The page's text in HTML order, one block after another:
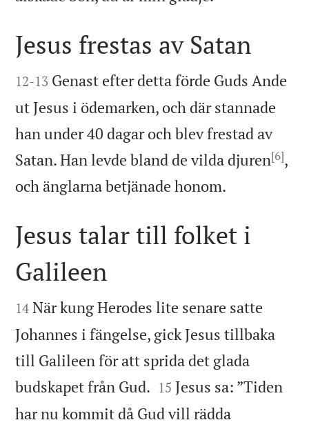

Jesus frestas av Satan

12-13 Genast efter detta förde Guds Ande
ut Jesus i ödemarken, och där stannade
han under 40 dagar och blev frestad av
Satan. Han levde bland de vilda djuren[6],
och änglarna betjänade honom.

Jesus talar till folket i
Galileen

14 När kung Herodes lite senare satte
Johannes i fängelse, gick Jesus tillbaka
till Galileen för att sprida det glada
budskapet från Gud. 

15 Jesus sa: ”Tiden
har nu kommit då Gud vill rädda